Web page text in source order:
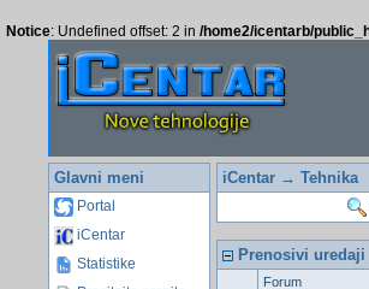
Notice: Undefined offset: 2 in /home2/icentarb/
Glavni meni
Portal
iCentar
Statistike
iCentar→ Tehnika
Prenosivi uredaji
Forum